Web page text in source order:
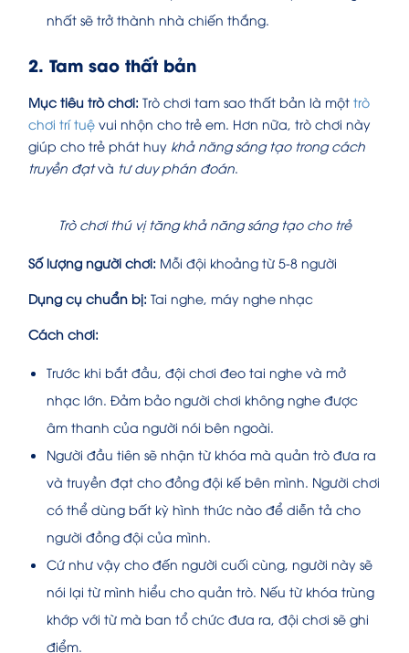
nhất sẽ trở thành nhà chiến thắng.
2. Tam sao thất bản
Mục tiêu trò chơi: Trò chơi tam sao thất bản là một trò
chơi trí tuệ vui nhộn cho trẻ em. Hơn nữa, trò chơi này
giúp cho trẻ phát huy khả năng sáng tạo trong cách
truyền đạtvà tư duy phán đoán.
Trò chơi thú vị tăng khả năng sáng tạo cho trẻ
Số lượng người chơi: Mỗi đội khoảng từ 5-8 người
Dụng cụ chuẩn bị: Tai nghe, máy nghe nhạc
Cách chơi:
Trước khi bắt đầu, đội chơi đeo tai nghe và mở
nhạc lớn. Đảm bảo người chơi không nghe được
âm thanh của người nói bên ngoài.
Người đầu tiên sẽ nhận từ khóa mà quản trò đưa ra
và truyền đạt cho đồng đội kế bên mình. Người chơi
có thể dùng bất kỳ hình thức nào để diễn tả cho
người đồng đội của mình.
Cứ như vậy cho đến người cuối cùng, người này sẽ
nói lại từ mình hiểu cho quản trò. Nếu từ khóa trùng
khớp với từ mà ban tổ chức đưa ra, đội chơi sẽ ghi
điểm.